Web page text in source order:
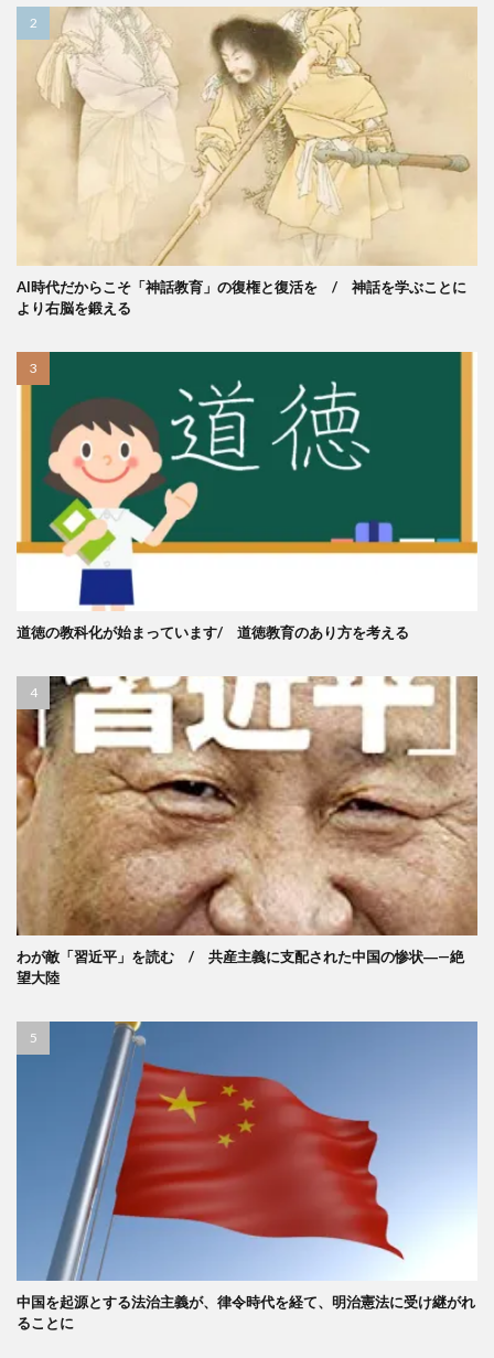
AI時代だからこそ「神話教育」の復権と復活を / 神話を学ぶことに
より右脳を鍛える
道徳の教科化が始まっています/ 道徳教育のあり方を考える
わが敵「習近平」を読む / 共産主義に支配された中国の惨状―—絶
望大陸
中国を起源とする法治主義が、律令時代を経て、明治憲法に受け継がれ
ることに